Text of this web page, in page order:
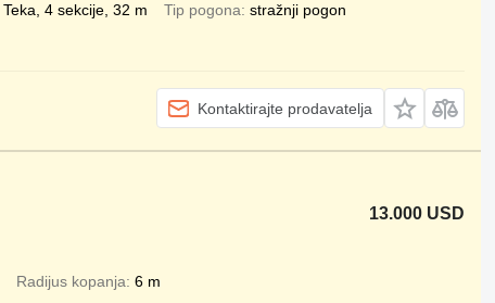
Teka, 4 sekcije, 32 m Tip pogona stražnji pogon
Kontaktirajte prodavatelja
13.000 USD
Radijus kopanja 6 m